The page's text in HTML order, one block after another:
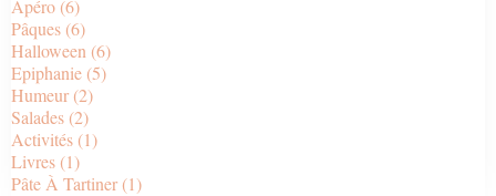
Apéro (6)
Pâques (6)
Halloween (6)
Epiphanie (5)
Humeur (2)
Salades (2)
Activités (1)
Livres (1)
Pâte À Tartiner (1)